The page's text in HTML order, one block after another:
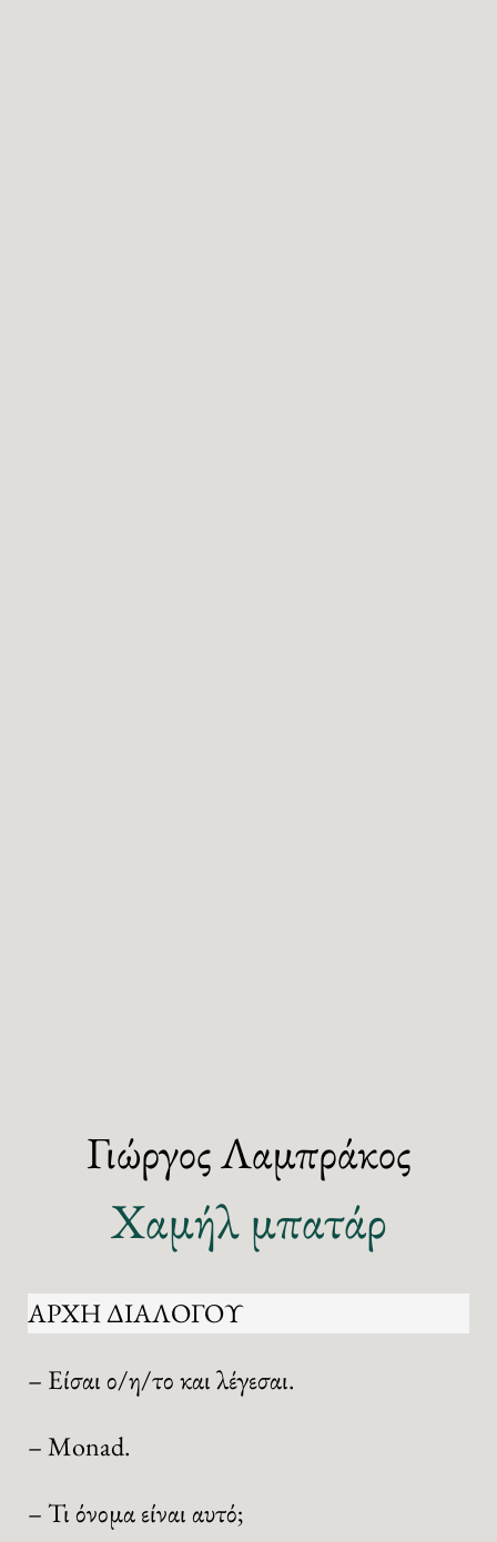
Γιώργος Λαμπράκος
Χαμήλ μπατάρ
ΑΡΧΗ ΔΙΑΛΟΓΟΥ
– Είσαι ο/η/το και λέγεσαι.
– Monad.
– Τι όνομα είναι αυτό;